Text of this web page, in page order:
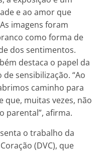
e ao amor que
imagens foram
como forma de
dos sentimentos.
destaca o papel da
sensibilização. “Ao
caminho para
que, muitas vezes, não
parental”, afirma.
o trabalho da
(DVC), que